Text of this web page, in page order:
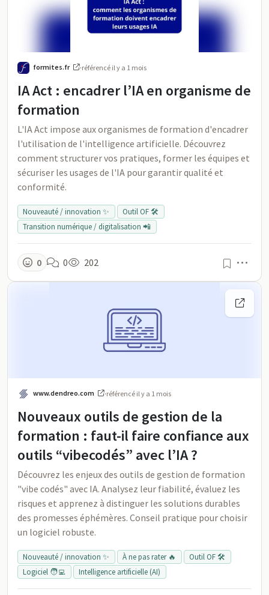
formites.fr ·référencé il y a 1 mois
IA Act : encadrer l’IA en organisme de
formation
L'IA Act impose aux organismes de formation d'encadrer
l'utilisation de l'intelligence artificielle. Découvrez
comment structurer vos pratiques, former les équipes et
sécuriser les usages de l'IA pour garantir qualité et
conformité.
Nouveauté / innovation ✨
Outil OF 🛠️
Transition numérique / digitalisation 📲
0 0 202
www.dendreo.com ·référencé il y a 1 mois
Nouveaux outils de gestion de la
formation : faut-il faire confiance aux
outils “vibecodés” avec l’IA ?
Découvrez les enjeux des outils de gestion de formation
"vibe codés" avec IA. Analysez leur fiabilité, évaluez les
risques et apprenez à distinguer les solutions durables
des promesses éphémères. Conseil pratique pour choisir
un logiciel robuste.
Nouveauté / innovation ✨ À ne pas rater 🔥
Outil OF 🛠️
Logiciel 🧑‍💻
Intelligence artificielle (AI)